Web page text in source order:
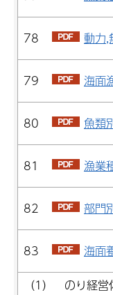
78 動力
79 海面
80 魚類
81 漁業
82 部門
83
海面
（1） のり経営